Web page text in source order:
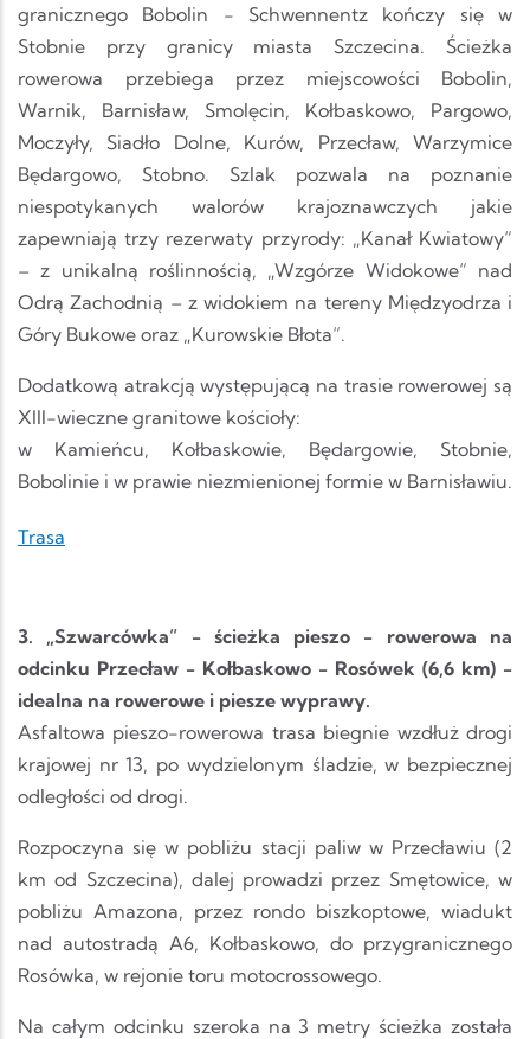
granicznego Bobolin - Schwennentz kończy się w
Stobnie przy granicy miasta Szczecina. Ścieżka
rowerowa przebiega przez miejscowości Bobolin,
Warnik, Barnisław, Smolęcin, Kołbaskowo, Pargowo,
Moczyły, Siadło Dolne, Kurów, Przecław, Warzymice
Będargowo, Stobno. Szlak pozwala na poznanie
niespotykanych walorów krajoznawczych jakie
zapewniają trzy rezerwaty przyrody: „Kanał Kwiatowy“
– z unikalną roślinnością, „Wzgórze Widokowe“ nad
Odrą Zachodnią – z widokiem na tereny Międzyodrza i
Góry Bukowe oraz „Kurowskie Błota“.
Dodatkową atrakcją występującą na trasie rowerowej są
XIII-wieczne granitowe kościoły:
w Kamieńcu, Kołbaskowie, Będargowie, Stobnie,
Bobolinie i w prawie niezmienionej formie w Barnisławiu.
Trasa
3. „Szwarcówka” - ścieżka pieszo - rowerowa na
odcinku Przecław - Kołbaskowo - Rosówek (6,6 km) -
idealna na rowerowe i piesze wyprawy.
Asfaltowa pieszo-rowerowa trasa biegnie wzdłuż drogi
krajowej nr 13, po wydzielonym śladzie, w bezpiecznej
odległości od drogi.
Rozpoczyna się w pobliżu stacji paliw w Przecławiu (2
km od Szczecina), dalej prowadzi przez Smętowice, w
pobliżu Amazona, przez rondo biszkoptowe, wiadukt
nad autostradą A6, Kołbaskowo, do przygranicznego
Rosówka, w rejonie toru motocrossowego.
Na całym odcinku szeroka na 3 metry ścieżka została